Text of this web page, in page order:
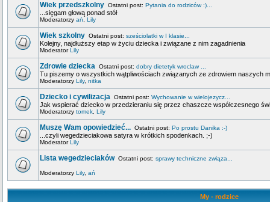
Wiek przedszkolny Ostatni post: Pytania do rodziców :)...
...sięgam głową ponad stół
Moderatorzy ań Lily
Wiek szkolny Ostatni post: sześciolatki w I klasie...
Kolejny, najdłuższy etap w życiu dziecka i związane z nim zagadnienia
ModeratorLily
Zdrowie dziecka Ostatni post: dobry dietetyk wroclaw ...
Tu piszemy o wszystkich wątpliwościach związanych ze zdrowiem naszych
Moderatorzy Lily, nitka
Dziecko i cywilizacja Ostatni post: Wychowanie w wielojezycz...
Jak wspierać dziecko w przedzieraniu się przez chaszcze współczesnego
Moderatorzy tomek Lily
Muszę Wam opowiedzieć... Ostatni post: Po prostu Danika :-)
...czyli wegedzieciakowa satyra w krótkich spodenkach. ;-)
ModeratorLily
Lista wegedzieciakówOstatni post: sprawy techniczne związa...
Moderatorzy Lily, ań
My - rodzice